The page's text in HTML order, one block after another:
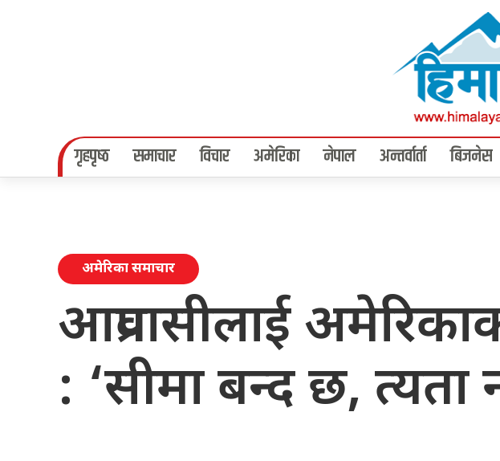
गृहपृष्‍ठ समाचार विचार अमेरिका नेपाल अन्तर्वार्ता बिजनेस
अमेरिका समाचार
आप्रवासीलाई
: ‘सीमा बन्द छ, त्यता